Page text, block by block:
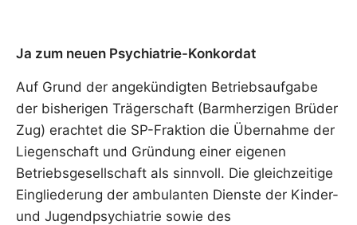
Ja zum neuen Psychiatrie-Konkordat
Auf Grund der angekündigten Betriebsaufgabe
der bisherigen Trägerschaft (Barmherzigen Brüder
Zug) erachtet die SP-Fraktion die Übernahme der
Liegenschaft und Gründung einer eigenen
Betriebsgesellschaft als sinnvoll. Die gleichzeitige
Eingliederung der ambulanten Dienste der Kinder-
und Jugendpsychiatrie sowie des